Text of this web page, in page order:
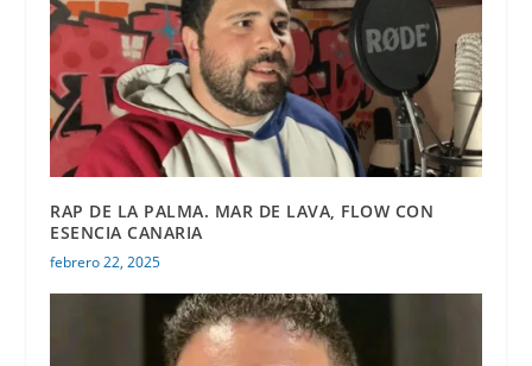
RAP DE LA PALMA. MAR DE LAVA, FLOW CON
ESENCIA CANARIA
febrero 22, 2025